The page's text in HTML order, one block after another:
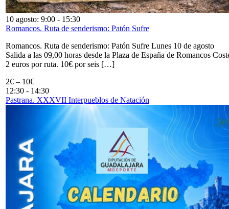
10 agosto: 9:00 - 15:30
Romancos. Ruta de senderismo: Patón Sufre
Romancos. Ruta de senderismo: Patón Sufre Lunes 10 de agosto
Salida a las 09,00 horas desde la Plaza de España de Romancos
2 euros por ruta. 10€ por seis […]
2€ – 10€
12:30 - 14:30
Pastrana. XXXVII Interpueblos de Natación